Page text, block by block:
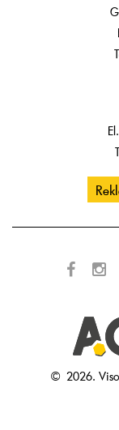
© 2026.